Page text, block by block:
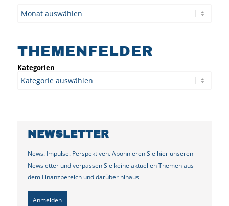
THEMENFELDER
Kategorien
NEWSLETTER
News. Impulse. Perspektiven. Abonnieren Sie hier unseren
Newsletter und verpassen Sie keine aktuellen Themen aus
dem Finanzbereich und darüber hinaus
Anmelden